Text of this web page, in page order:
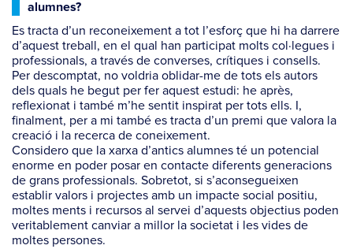
alumnes?
Es tracta d’un reconeixement a tot l’esforç que hi ha darrere
d’aquest treball, en el qual han participat molts col·legues i
professionals, a través de converses, crítiques i consells.
Per descomptat, no voldria oblidar-me de tots els autors
dels quals he begut per fer aquest estudi: he après,
reflexionat i també m’he sentit inspirat per tots ells. I,
finalment, per a mi també es tracta d’un premi que valora la
creació i la recerca de coneixement.
Considero que la xarxa d’antics alumnes té un potencial
enorme en poder posar en contacte diferents generacions
de grans professionals. Sobretot, si s’aconsegueixen
establir valors i projectes amb un impacte social positiu,
moltes ments i recursos al servei d’aquests objectius poden
veritablement canviar a millor la societat i les vides de
moltes persones.